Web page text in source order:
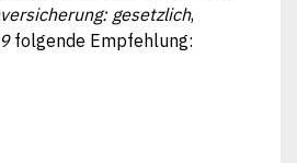
gesetzlich,
folgende Empfehlung: